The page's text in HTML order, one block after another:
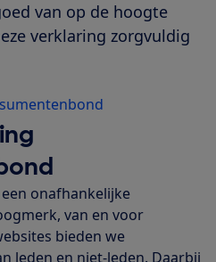
van op de hoogte
verklaring zorgvuldig
onafhankelijke
van en voor
bieden we
leden en niet-leden. Daarbij